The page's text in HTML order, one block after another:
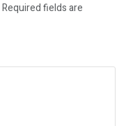
Required fields are